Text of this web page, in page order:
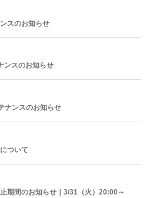
スのお知らせ
ンスのお知らせ
ナンスのお知らせ
ついて
期間のお知らせ｜3/31（火）20:00～